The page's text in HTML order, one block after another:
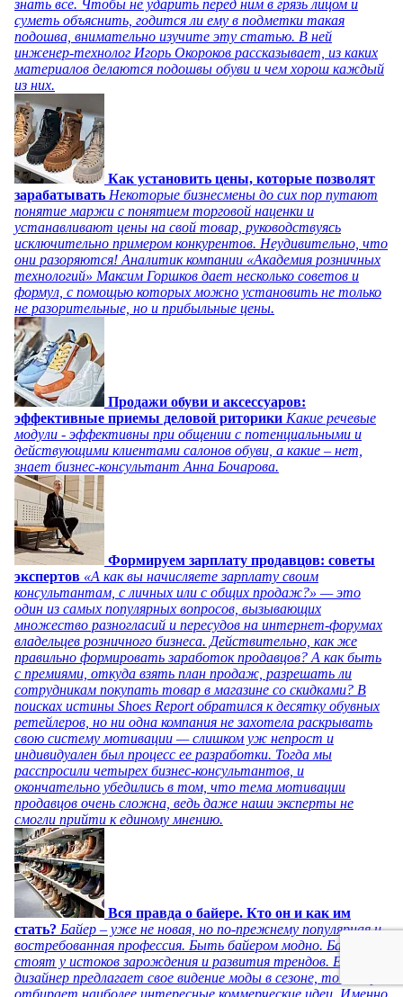
знать все. Чтобы не ударить перед ним в грязь лицом и
суметь объяснить, годится ли ему в подметки такая
подошва, внимательно изучите эту статью. В ней
инженер-технолог Игорь Окороков рассказывает, из каких
материалов делаются подошвы обуви и чем хорош каждый
из них.
Как установить цены, которые позволят
зарабатывать Некоторые бизнесмены до сих пор путают
понятие маржи с понятием торговой наценки и
устанавливают цены на свой товар, руководствуясь
исключительно примером конкурентов. Неудивительно, что
они разоряются! Аналитик компании «Академия розничных
технологий» Максим Горшков дает несколько советов и
формул, с помощью которых можно установить не только
не разорительные, но и прибыльные цены.
Продажи обуви и аксессуаров:
эффективные приемы деловой риторики Какие речевые
модули - эффективны при общении с потенциальными и
действующими клиентами салонов обуви, а какие – нет,
знает бизнес-консультант Анна Бочарова.
Формируем зарплату продавцов: советы
экспертов «А как вы начисляете зарплату своим
консультантам, с личных или с общих продаж?» — это
один из самых популярных вопросов, вызывающих
множество разногласий и пересудов на интернет-форумах
владельцев розничного бизнеса. Действительно, как же
правильно формировать заработок продавцов? А как быть
с премиями, откуда взять план продаж, разрешать ли
сотрудникам покупать товар в магазине со скидками? В
поисках истины Shoes Report обратился к десятку обувных
ретейлеров, но ни одна компания не захотела раскрывать
свою систему мотивации — слишком уж непрост и
индивидуален был процесс ее разработки. Тогда мы
расспросили четырех бизнес-консультантов, и
окончательно убедились в том, что тема мотивации
продавцов очень сложна, ведь даже наши эксперты не
смогли прийти к единому мнению.
Вся правда о байере. Кто он и как им
стать? Байер – уже не новая, но по-прежнему популярная и
востребованная профессия. Быть байером модно. Байеры
стоят у истоков зарождения и развития трендов. Если
дизайнер предлагает свое видение моды в сезоне, то байер
отбирает наиболее интересные коммерческие идеи. Именно